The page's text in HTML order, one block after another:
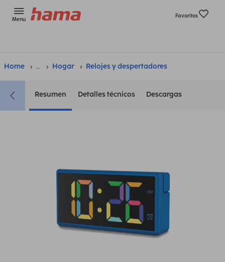
Menu
Favoritos
Home ... Hogar Relojes y despertadores
Resumen Detalles técnicos Descargas